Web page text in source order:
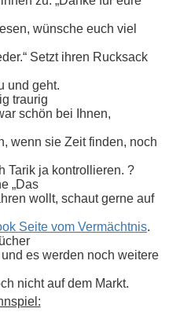
wünsche euch viel
Setzt ihren Rucksack
und geht.
traurig
schön bei Ihnen,
wenn sie Zeit finden, noch
Tarik ja kontrollieren. ?
„Das
wollt, schaut gerne auf
Seite vom Vermächtnis.
es werden noch weitere
nicht auf dem Markt.